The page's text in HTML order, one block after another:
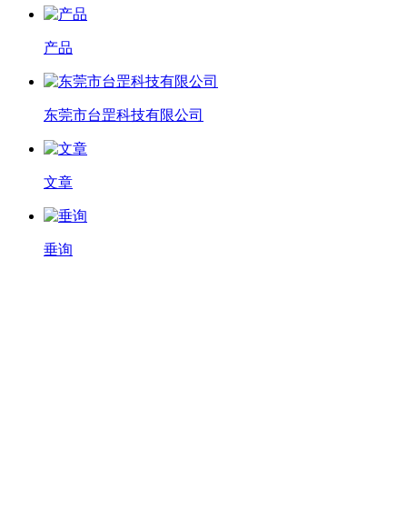
产品
东莞市台罡科技有限公司
文章
垂询